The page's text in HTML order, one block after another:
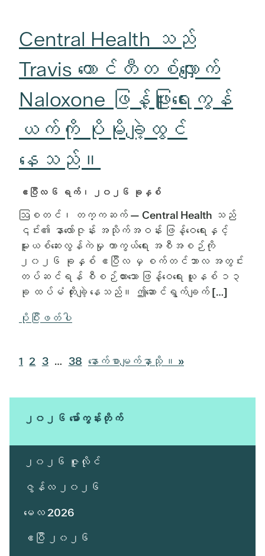
Central Health သည်
Travis ကောင်တီတစ်လျှောက်
Naloxone ဖြန့်ဖြူးရေးကွန်
ယက်ကို ပိုမိုချဲ့ထွင်
နေသည်။
ဧပြီလ ၆ ရက်၊ ၂၀၂၆ ခုနှစ်
ဩစတင်၊ တက္ကဆက် — Central Health သည်
၎င်း၏ နာလော်ဇုန်း အသိုက်အဝန်း ဖြန့်ဝေရေးနှင့်
မူးယစ်ဆေးလွန်ကဲမှု ကာကွယ်ရေး အစီအစဉ်ကို
၂၀၂၆ ခုနှစ် ဧပြီလ မှ စက်တင်ဘာလ အတွင်း
တပ်ဆင်ရန် စီစဉ်ထားသော ဖြန့်ဝေရေး ယူနစ် ၁၃
ခု ထပ်မံ တိုးချဲ့ နေသည်။ ဤဆောင်ရွက်ချက် […]
ပိုပြီးဖတ်ပါ
စာမျက်နှာ
1 စာမျက်နှာ
2 စာမျက်နှာ
3 ယာယီ
ချန်လှပ်
… စာမျက်နှာ
38 နောက်စာမျက်နှာသို့ သွား
။ »
၂၀၂၆ မော်ကွန်းတိုက်
၂၀၂၆ ဇူလိုင်
ဇွန်လ ၂၀၂၆
မေလ 2026
ဧပြီ ၂၀၂၆